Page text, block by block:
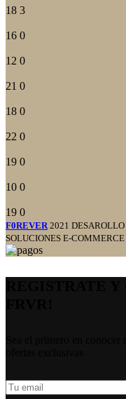
18 3
16 0
12 0
21 0
18 0
22 0
19 0
10 0
19 0
F0REVER 2021 DESAROLLO
SOLUCIONES E-COMMERCE